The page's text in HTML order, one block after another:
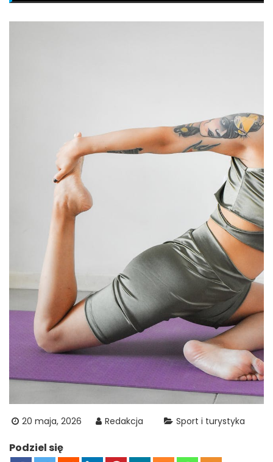
20 maja, 2026 Redakcja Sport i turystyka
Podziel się